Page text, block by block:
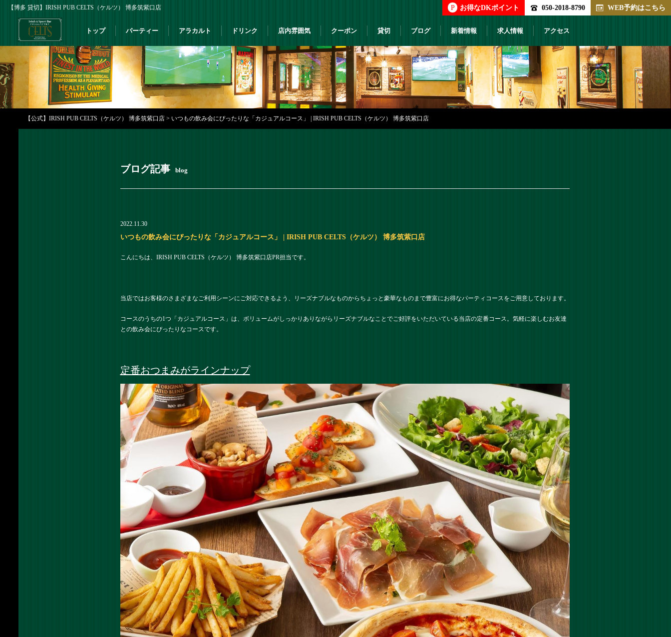
【博多 貸切】IRISH PUB CELTS（ケルツ） 博多筑紫口店 P お得なDKポイント 050-2018-8790 WEB予約はこちら
トップ パーティー アラカルト ドリンク 店内雰囲気 クーポン 貸切 ブログ 新着情報 求人情報 アクセス
【公式】IRISH PUB CELTS（ケルツ） 博多筑紫口店 > いつもの飲み会にぴったりな「カジュアルコース」 | IRISH PUB CELTS（ケルツ） 博多筑紫口店
ブログ記事 blog
2022.11.30
いつもの飲み会にぴったりな「カジュアルコース」 | IRISH PUB CELTS（ケルツ） 博多筑紫口店
こんにちは、IRISH PUB CELTS（ケルツ） 博多筑紫口店PR担当です。
当店ではお客様のさまざまなご利用シーンにご対応できるよう、リーズナブルなものからちょっと豪華なものまで豊富にお得なパーティコースをご用意しております。
コースのうちの1つ「カジュアルコース」は、ボリュームがしっかりありながらリーズナブルなことでご好評をいただいている当店の定番コース。気軽に楽しむお友達
との飲み会にぴったりなコースです。
定番おつまみがラインナップ